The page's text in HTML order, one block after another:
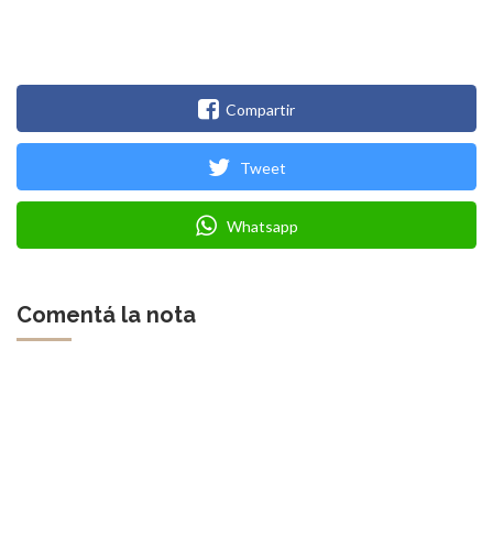
Compartir
Tweet
Whatsapp
Comentá la nota